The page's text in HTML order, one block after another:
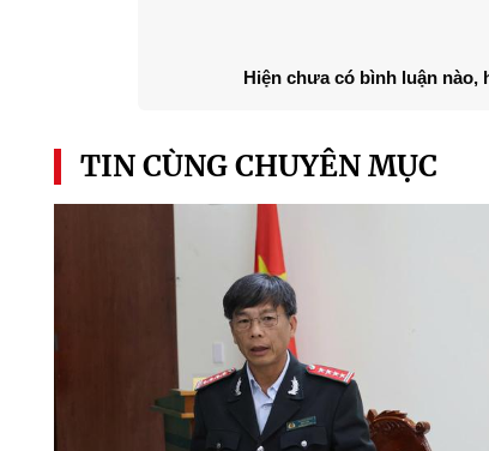
Hiện chưa có bình luận
TIN CÙNG CHUYÊN MỤC